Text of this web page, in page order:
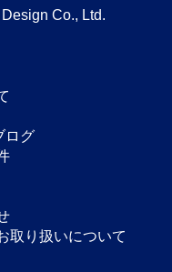
Co., Ltd.
ログ
取り扱いについて